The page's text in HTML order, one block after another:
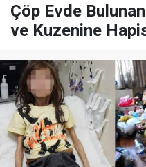
Çöp Evde
ve Kuzenine